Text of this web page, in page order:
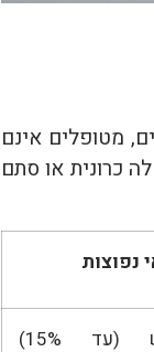
מטופלים אינם
כרונית או סתם
נפוצות
15%)